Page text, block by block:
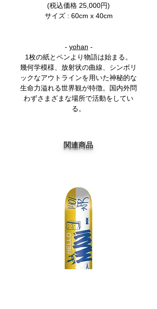
(税込価格 25,000円)
サイズ : 60cm x 40cm
- yohan -
1枚の紙とペンより物語は始まる。
幾何学模様、放射状の曲線、シンボリ
ックなアウトラインを用いた神秘的な
生命力溢れる世界観が特徴。国内外問
わずさまざまな場所で活動をしてい
る。
関連商品